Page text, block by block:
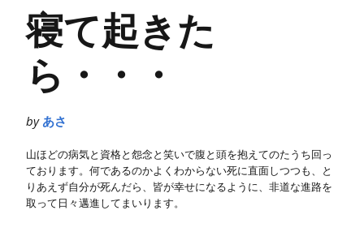
寝て起きた
ら・・・
by あさ
山ほどの病気と資格と怨念と笑いで腹と頭を抱えてのたうち回っ
ております。何であるのかよくわからない死に直面しつつも、と
りあえず自分が死んだら、皆が幸せになるように、非道な進路を
取って日々邁進してまいります。